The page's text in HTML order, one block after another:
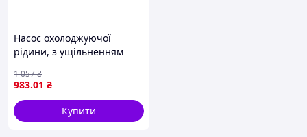
Насос охолоджуючої
рідини, з ущільненням
V, LANCER V, LANCER VI,
LANCER VII, MIRAGE IV,
MIRAGE V, SPACE
983.01 ₴
1 057₴
Купити